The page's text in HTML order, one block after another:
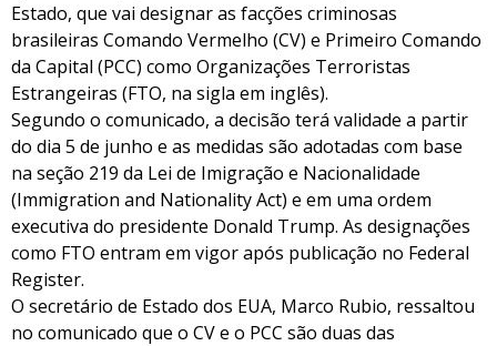
Estado, que vai designar as facções criminosas
brasileiras Comando Vermelho (CV) e Primeiro Comando
da Capital (PCC) como Organizações Terroristas
Estrangeiras (FTO, na sigla em inglês).
Segundo o comunicado, a decisão terá validade a partir
do dia 5 de junho e as medidas são adotadas com base
na seção 219 da Lei de Imigração e Nacionalidade
(Immigration and Nationality Act) e em uma ordem
executiva do presidente Donald Trump. As designações
como FTO entram em vigor após publicação no Federal
Register.
O secretário de Estado dos EUA, Marco Rubio, ressaltou
no comunicado que o CV e o PCC são duas das